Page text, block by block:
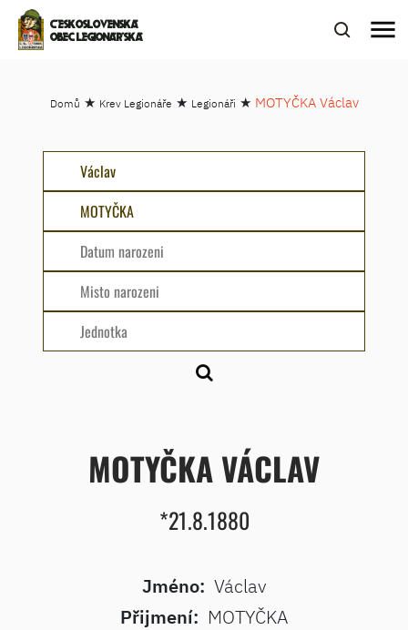
ČESKOSLOVENSKÁ
OBEC LEGIONÁŘSKÁ
menu
Domů ★ Krev Legionáře ★ Legionáři ★ MOTYČKA Václav
MOTYČKA VÁCLAV
*21.8.1880
Jméno: Václav
Přijmení: MOTYČKA